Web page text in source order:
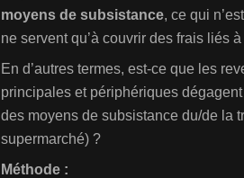
moyens de subsistance, ce qui
ne servent qu’à couvrir des frais liés
En d’autres termes, est-ce que les
principales et périphériques
des moyens de subsistance du/de la
supermarché) ?
Méthode :